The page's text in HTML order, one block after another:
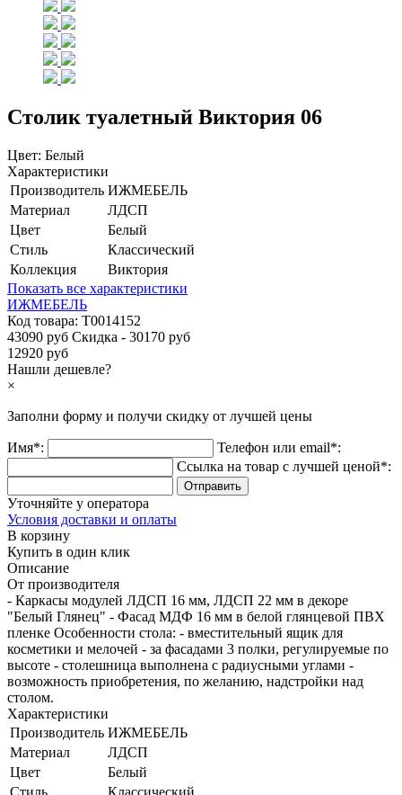
Столик туалетный Виктория 06
Цвет: Белый
Характеристики
Производитель ИЖМЕБЕЛЬ
Материал
ЛДСП
Цвет
Белый
Стиль
Классический
Коллекция
Виктория
Показать все характеристики
ИЖМЕБЕЛЬ
Код товара: Т0014152
43090 руб Скидка - 30170 руб
12920 руб
Нашли дешевле?
×
Заполни форму и получи скидку от лучшей цены
Имя*:
Телефон или email*:
Ссылка на товар с лучшей ценой*:
Уточняйте у оператора
Условия доставки и оплаты
В корзину
Купить в один клик
Описание
От производителя
- Каркасы модулей ЛДСП 16 мм, ЛДСП 22 мм в декоре
"Белый Глянец" - Фасад МДФ 16 мм в белой глянцевой ПВХ
пленке Особенности стола: - вместительный ящик для
косметики и мелочей - за фасадами 3 полки, регулируемые по
высоте - столешница выполнена с радиусными углами -
возможность приобретения, по желанию, надстройки над
столом.
Характеристики
Производитель ИЖМЕБЕЛЬ
Материал
ЛДСП
Цвет
Белый
Стиль
Классический